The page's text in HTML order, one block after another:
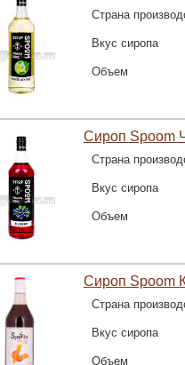
Страна
Вкус сиропа
Объем
Сироп Spoom
Страна
Вкус сиропа
Объем
Сироп Spoom
Страна
Вкус сиропа
Объем